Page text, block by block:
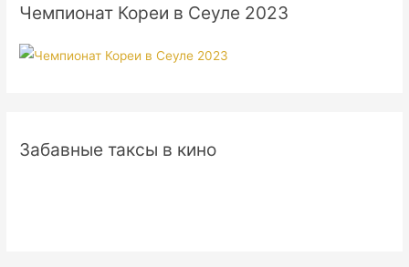
Чемпионат Кореи в Сеуле 2023
Забавные таксы в кино